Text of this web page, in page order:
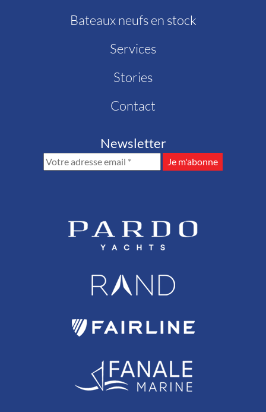
Bateaux neufs en stock
Services
Stories
Contact
Newsletter